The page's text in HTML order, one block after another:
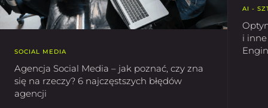
SOCIAL MEDIA
Agencja Social Media – jak poznać, czy zna
się na rzeczy? 6 najczęstszych błędów
agencji
AI -
i